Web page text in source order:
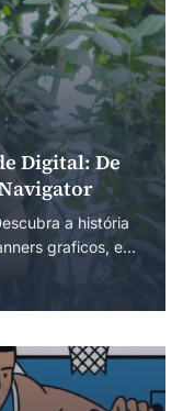
Digital: De
a história
graficos, e